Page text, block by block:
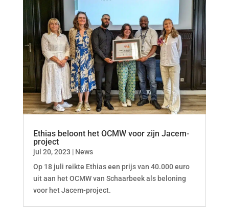
Ethias beloont het OCMW voor zijn Jacem-
project
jul 20, 2023 | News
Op 18 juli reikte Ethias een prijs van 40.000 euro
uit aan het OCMW van Schaarbeek als beloning
voor het Jacem-project.